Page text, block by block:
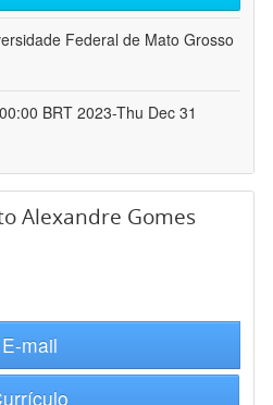
Federal de Mato Grosso
BRT 2023-Thu Dec 31
Alexandre Gomes
E-mail